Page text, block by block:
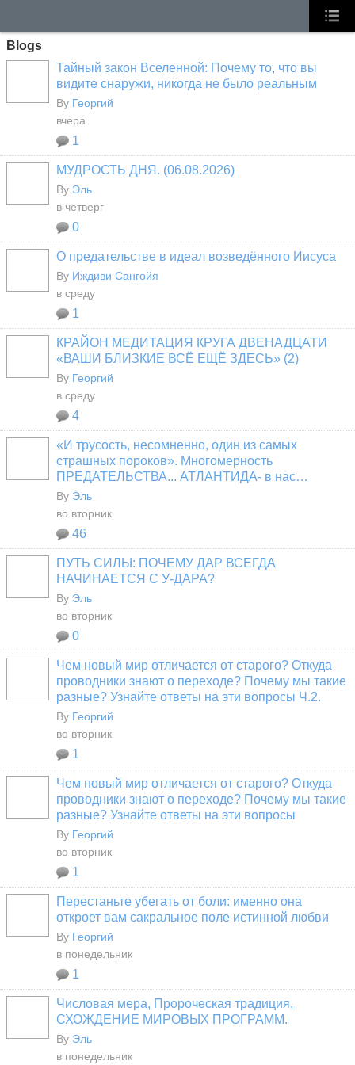
Blogs
Тайный закон Вселенной: Почему то, что вы
видите снаружи, никогда не было реальным
By Георгий
вчера
1
МУДРОСТЬ ДНЯ. (06.08.2026)
By Эль
в четверг
0
О предательстве в идеал возведённого Иисуса
By Иждиви Сангойя
в среду
1
КРАЙОН МЕДИТАЦИЯ КРУГА ДВЕНАДЦАТИ
«ВАШИ БЛИЗКИЕ ВСЁ ЕЩЁ ЗДЕСЬ» (2)
By Георгий
в среду
4
«И трусость, несомненно, один из самых
страшных пороков». Многомерность
ПРЕДАТЕЛЬСТВА... АТЛАНТИДА- в нас…
By Эль
во вторник
46
ПУТЬ СИЛЫ: ПОЧЕМУ ДАР ВСЕГДА
НАЧИНАЕТСЯ С У-ДАРА?
By Эль
во вторник
0
Чем новый мир отличается от старого? Откуда
проводники знают о переходе? Почему мы такие
разные? Узнайте ответы на эти вопросы Ч.2.
By Георгий
во вторник
1
Чем новый мир отличается от старого? Откуда
проводники знают о переходе? Почему мы такие
разные? Узнайте ответы на эти вопросы
By Георгий
во вторник
1
Перестаньте убегать от боли: именно она
откроет вам сакральное поле истинной любви
By Георгий
в понедельник
1
Числовая мера, Пророческая традиция,
СХОЖДЕНИЕ МИРОВЫХ ПРОГРАММ.
By Эль
в понедельник